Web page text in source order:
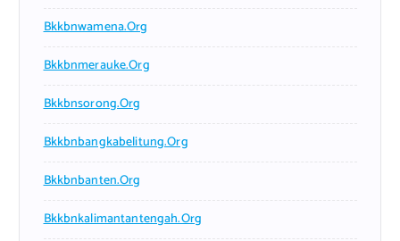
Bkkbnwamena.org
Bkkbnmerauke.org
Bkkbnsorong.org
Bkkbnbangkabelitung.org
Bkkbnbanten.org
Bkkbnkalimantantengah.org